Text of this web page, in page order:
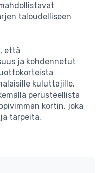
taloudelliseen
että
ja kohdennetut
kuluttajille.
perusteellista
kortin, joka
tarpeita.